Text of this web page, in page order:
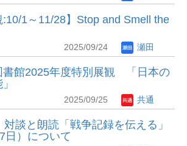
:10/1～11/28】Stop and Smell the
2025/09/24 瀬田
書館2025年度特別展観 「日本の
2025/09/25 共通
談と朗読「戦争記録を伝える」
日）について